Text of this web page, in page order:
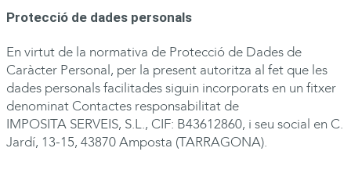
Protecció de dades personals
En virtut de la normativa de Protecció de Dades de
Caràcter Personal, per la present autoritza al fet que les
dades personals facilitades siguin incorporats en un fitxer
denominat Contactes responsabilitat de
IMPOSITA SERVEIS, S.L., CIF: B43612860, i seu social en C.
Jardí, 13-15, 43870 Amposta (TARRAGONA).